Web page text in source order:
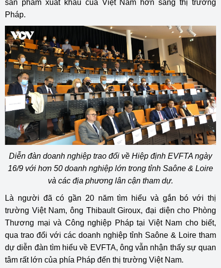
sản phẩm xuất khẩu của Việt Nam hơn sang thị trường
Pháp.
Diễn đàn doanh nghiệp trao đổi về Hiệp định EVFTA ngày
16/9 với hơn 50 doanh nghiệp lớn trong tỉnh Saône & Loire
và các địa phương lân cận tham dự.
Là người đã có gần 20 năm tìm hiểu và gắn bó với thị
trường Việt Nam, ông Thibault Giroux, đại diện cho Phòng
Thương mại và Công nghiệp Pháp tại Việt Nam cho biết,
qua trao đổi với các doanh nghiệp tỉnh Saône & Loire tham
dự diễn đàn tìm hiểu về EVFTA, ông vẫn nhận thấy sự quan
tâm rất lớn của phía Pháp đến thị trường Việt Nam.